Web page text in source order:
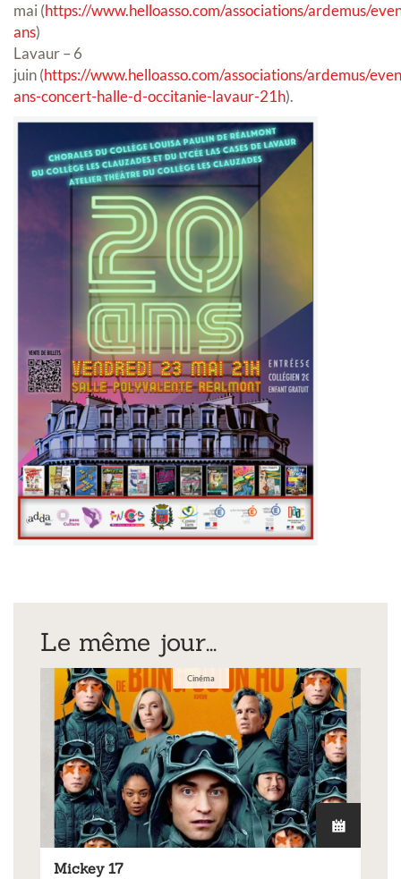
mai (https://www.helloasso.com/associations/ardemus/
ans)
Lavaur – 6
juin (https://www.helloasso.com/associations/ardemus/
ans-concert-halle-d-occitanie-lavaur-21h).
Le même jour...
Cinéma
Mickey 17